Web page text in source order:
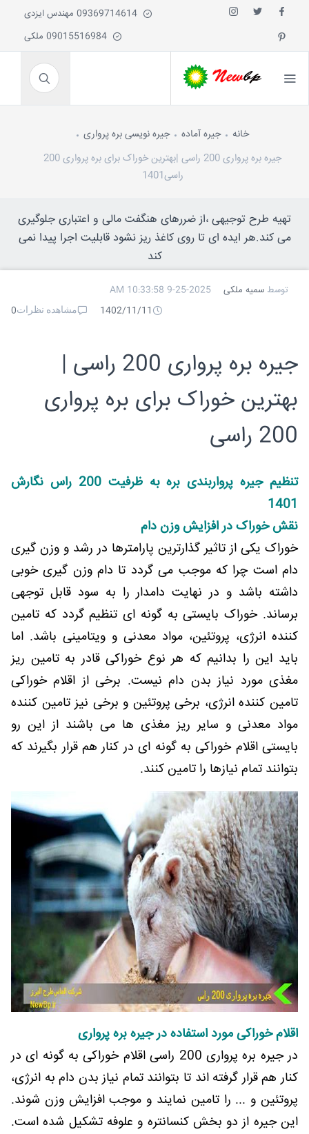
خانه جیره آماده
جیره نویسی بره پرواری
جیره بره پرواری 200 راسی |بهترین خوراک برای بره پرواری 200
راسی1401
تهیه طرح توجیهی ،از ضررهای هنگفت مالی و اعتباری جلوگیری
می کند.هر ایده ای تا روی کاغذ ریز نشود قابلیت اجرا پیدا نمی
کند
توسط سمیه ملکی
9-25-2025 10:33:58 AM
1402/11/11
مشاهده نظرات0
جیره بره پرواری 200 راسی |
بهترین خوراک برای بره پرواری
200 راسی
تنظیم جیره پرواربندی بره به ظرفیت 200 راس نگارش
1401
نقش خوراک در افزایش وزن دام
خوراک یکی از تاثیر گذارترین پارامترها در رشد و وزن گیری
دام است چرا که موجب می گردد تا دام وزن گیری خوبی
داشته باشد و در نهایت دامدار را به سود قابل توجهی
برساند. خوراک بایستی به گونه ای تنظیم گردد که تامین
کننده انرژی، پروتئین، مواد معدنی و ویتامینی باشد. اما
باید این را بدانیم که هر نوع خوراکی قادر به تامین ریز
مغذی مورد نیاز بدن دام نیست. برخی از اقلام خوراکی
تامین کننده انرژی، برخی پروتئین و برخی نیز تامین کننده
مواد معدنی و سایر ریز مغذی ها می باشند از این رو
بایستی اقلام خوراکی به گونه ای در کنار هم قرار بگیرند که
بتوانند تمام نیازها را تامین کنند.
اقلام خوراکی مورد استفاده در جیره بره پرواری
در جیره بره پرواری 200 راسی اقلام خوراکی به گونه ای در
کنار هم قرار گرفته اند تا بتوانند تمام نیاز بدن دام به انرژی،
پروتئین و ... را تامین نمایند و موجب افزایش وزن شوند.
این جیره از دو بخش کنسانتره و علوفه تشکیل شده است.